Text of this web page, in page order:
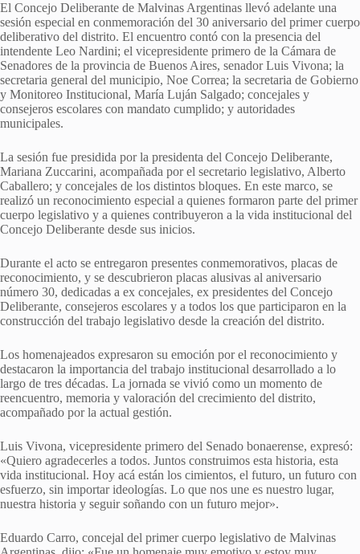
El Concejo Deliberante de Malvinas Argentinas llevó adelante una
sesión especial en conmemoración del 30 aniversario del primer cuerpo
deliberativo del distrito. El encuentro contó con la presencia del
intendente Leo Nardini; el vicepresidente primero de la Cámara de
Senadores de la provincia de Buenos Aires, senador Luis Vivona; la
secretaria general del municipio, Noe Correa; la secretaria de Gobierno
y Monitoreo Institucional, María Luján Salgado; concejales y
consejeros escolares con mandato cumplido; y autoridades
municipales.
La sesión fue presidida por la presidenta del Concejo Deliberante,
Mariana Zuccarini, acompañada por el secretario legislativo, Alberto
Caballero; y concejales de los distintos bloques. En este marco, se
realizó un reconocimiento especial a quienes formaron parte del primer
cuerpo legislativo y a quienes contribuyeron a la vida institucional del
Concejo Deliberante desde sus inicios.
Durante el acto se entregaron presentes conmemorativos, placas de
reconocimiento, y se descubrieron placas alusivas al aniversario
número 30, dedicadas a ex concejales, ex presidentes del Concejo
Deliberante, consejeros escolares y a todos los que participaron en la
construcción del trabajo legislativo desde la creación del distrito.
Los homenajeados expresaron su emoción por el reconocimiento y
destacaron la importancia del trabajo institucional desarrollado a lo
largo de tres décadas. La jornada se vivió como un momento de
reencuentro, memoria y valoración del crecimiento del distrito,
acompañado por la actual gestión.
Luis Vivona, vicepresidente primero del Senado bonaerense, expresó:
«Quiero agradecerles a todos. Juntos construimos esta historia, esta
vida institucional. Hoy acá están los cimientos, el futuro, un futuro con
esfuerzo, sin importar ideologías. Lo que nos une es nuestro lugar,
nuestra historia y seguir soñando con un futuro mejor».
Eduardo Carro, concejal del primer cuerpo legislativo de Malvinas